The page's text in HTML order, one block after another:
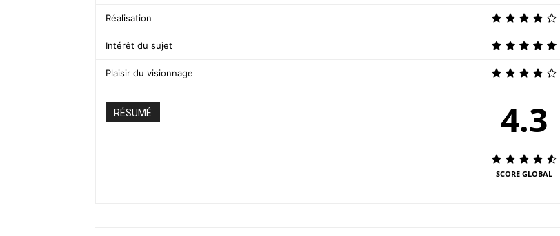
Réalisation
Intérêt du sujet
Plaisir du visionnage
RÉSUMÉ 4.3
SCORE GLOBAL